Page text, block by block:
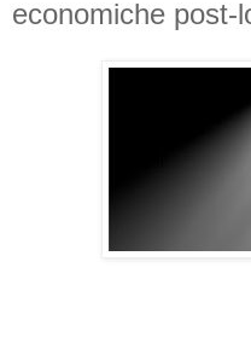
economiche post-